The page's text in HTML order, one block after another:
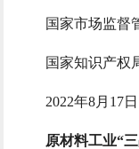
国家市场监督
国家知识产权
2022年8月17日
原材料工业“